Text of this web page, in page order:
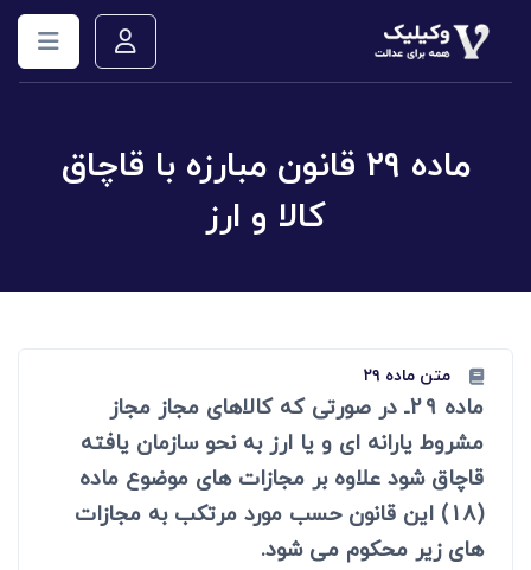
ماده ۲۹ قانون مبارزه با قاچاق
کالا و ارز
متن ماده ۲۹
ماده 29ـ در صورتی که کالاهای مجاز مجاز
مشروط یارانه ای و یا ارز به نحو سازمان یافته
قاچاق شود علاوه بر مجازات های موضوع ماده
(18) این قانون حسب مورد مرتکب به مجازات
های زیر محکوم می شود.